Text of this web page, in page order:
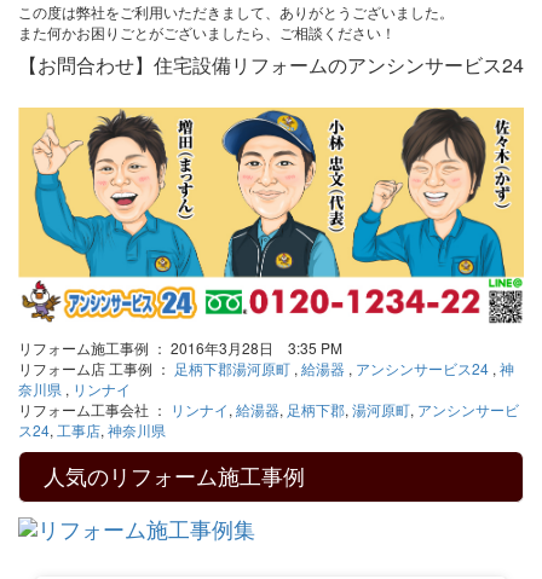
この度は弊社をご利用いただきまして、ありがとうございました。
また何かお困りごとがございましたら、ご相談ください！
【お問合わせ】住宅設備リフォームのアンシンサービス24
リフォーム施工事例 ： 2016年3月28日 3:35 PM
リフォーム店 工事例 ： 足柄下郡湯河原町 , 給湯器 , アンシンサービス24 , 神
奈川県 , リンナイ
リフォーム工事会社 ： リンナイ, 給湯器, 足柄下郡, 湯河原町, アンシンサービ
ス24, 工事店, 神奈川県
人気のリフォーム施工事例